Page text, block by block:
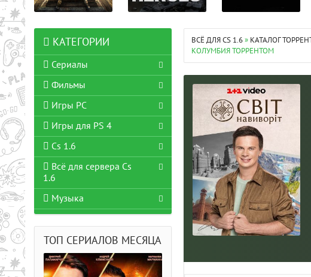
ВСЁ ДЛЯ CS 1.6» КАТАЛОГ
КОЛУМБИЯ ТОРРЕНТОМ
КАТЕГОРИИ
Сериалы
Фильмы
Игры PC
Игры для PS 4
Cs 1.6
Всё для сервера Cs
1.6
Музыка
ТОП СЕРИАЛОВ МЕСЯЦА